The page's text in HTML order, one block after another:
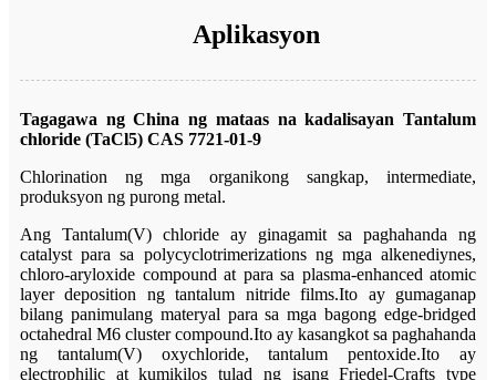
Aplikasyon
Tagagawa ng China ng mataas na kadalisayan Tantalum
chloride (TaCl5) CAS 7721-01-9
Chlorination ng mga organikong sangkap, intermediate,
produksyon ng purong metal.
Ang Tantalum(V) chloride ay ginagamit sa paghahanda ng
catalyst para sa polycyclotrimerizations ng mga alkenediynes,
chloro-aryloxide compound at para sa plasma-enhanced atomic
layer deposition ng tantalum nitride films.Ito ay gumaganap
bilang panimulang materyal para sa mga bagong edge-bridged
octahedral M6 cluster compound.Ito ay kasangkot sa paghahanda
ng tantalum(V) oxychloride, tantalum pentoxide.Ito ay
electrophilic at kumikilos tulad ng isang Friedel-Crafts type